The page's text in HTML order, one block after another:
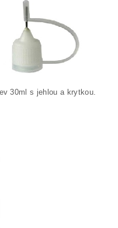
30ml s jehlou a krytkou.